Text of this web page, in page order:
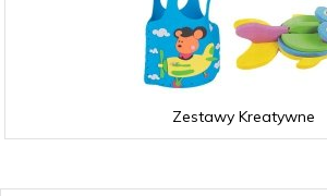
Zestawy Kreatywne